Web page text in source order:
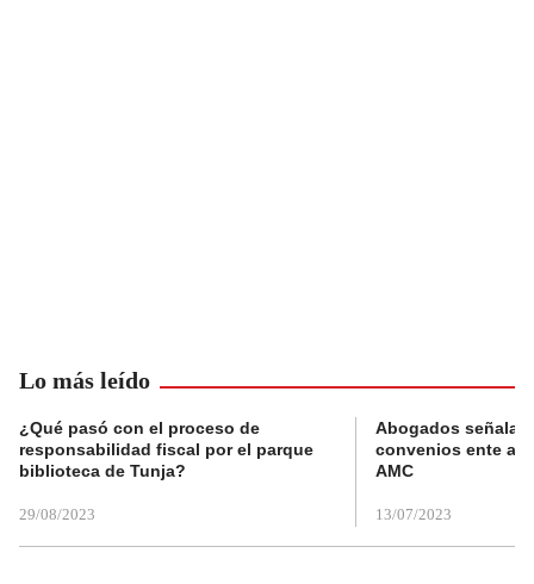
Lo más leído
¿Qué pasó con el proceso de
responsabilidad fiscal por el parque
biblioteca de Tunja?
29/08/2023
Abogados
convenios ente
AMC
13/07/2023